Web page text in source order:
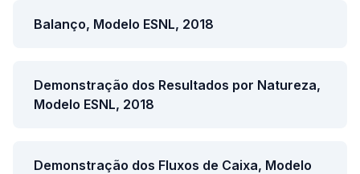
Balanço, Modelo ESNL, 2018
Demonstração dos Resultados por Natureza,
Modelo ESNL, 2018
Demonstração dos Fluxos de Caixa, Modelo